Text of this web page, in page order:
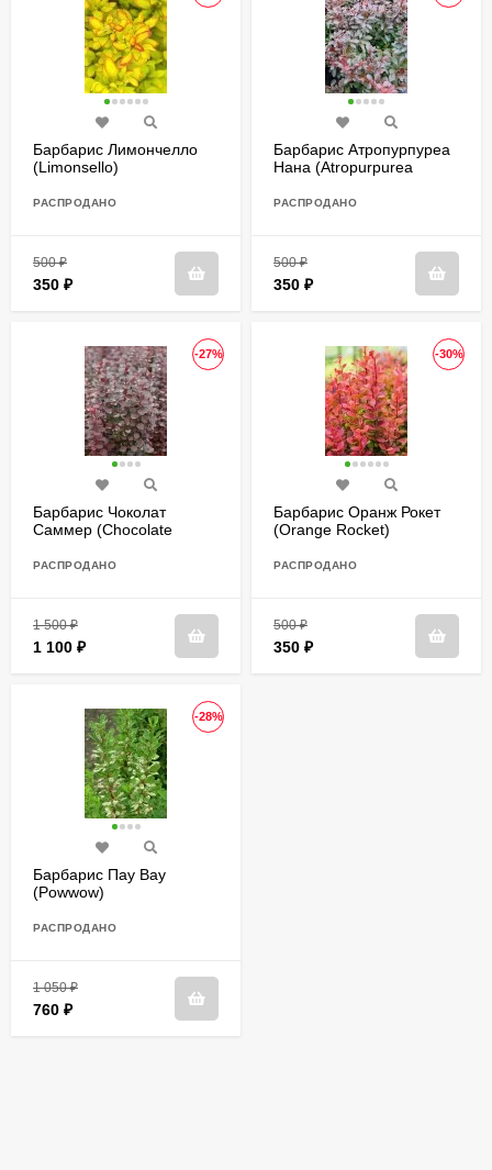
Барбарис Лимончелло
(Limonsello)
РАСПРОДАНО
500₽
350 ₽
Барбарис Атропурпуреа
Нана (Atropurpurea
РАСПРОДАНО
500₽
350 ₽
-27%
Барбарис Чоколат
Саммер (Chocolate
РАСПРОДАНО
1 500₽
1 100 ₽
-30%
Барбарис Оранж Рокет
(Orange Rocket)
РАСПРОДАНО
500₽
350 ₽
-28%
Барбарис Пау Вау
(Powwow)
РАСПРОДАНО
1 050₽
760 ₽